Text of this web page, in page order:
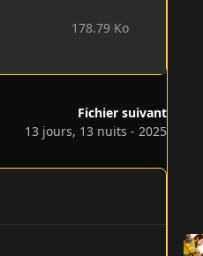
178.79 Ko
Fichier suivant
13 jours, 13 nuits - 2025